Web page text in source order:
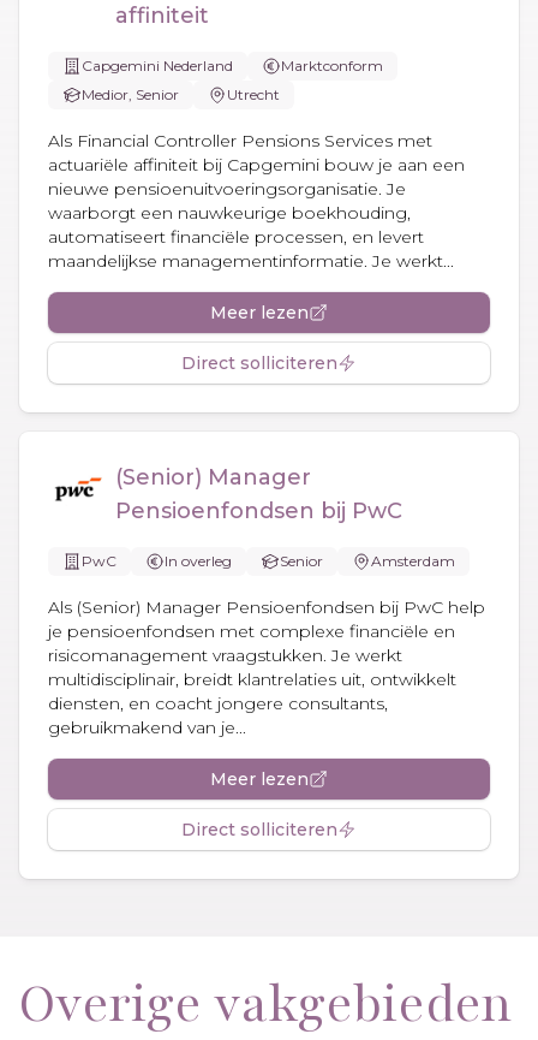
affiniteit
Capgemini Nederland
Marktconform
Medior, Senior
Utrecht
Als Financial Controller Pensions Services met
actuariële affiniteit bij Capgemini bouw je aan een
nieuwe pensioenuitvoeringsorganisatie. Je
waarborgt een nauwkeurige boekhouding,
automatiseert financiële processen, en levert
maandelijkse managementinformatie. Je werkt...
Meer lezen
Direct solliciteren
(Senior) Manager
Pensioenfondsen bij PwC
PwC In overleg Senior Amsterdam
Als (Senior) Manager Pensioenfondsen bij PwC help
je pensioenfondsen met complexe financiële en
risicomanagement vraagstukken. Je werkt
multidisciplinair, breidt klantrelaties uit, ontwikkelt
diensten, en coacht jongere consultants,
gebruikmakend van je...
Meer lezen
Direct solliciteren
Overige vakgebieden